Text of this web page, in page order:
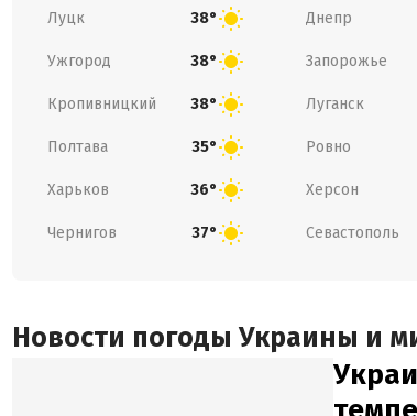
Луцк 38° Днепр
Ужгород 38° Запорожье
Кропивницкий 38° Луганск
Полтава 35° Ровно
Харьков 36° Херсон
Чернигов 37° Севастополь
Новости погоды Украины и